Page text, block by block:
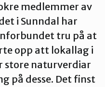
medlemmer av
i Sunndal har
tru på at
opp att lokallag i
store naturverdiar
på desse. Det finst